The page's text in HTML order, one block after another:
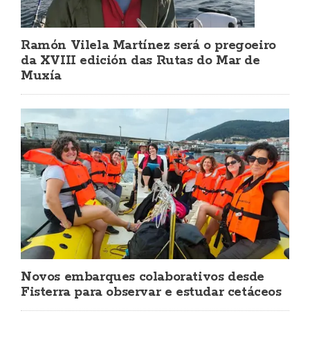
Ramón Vilela Martínez será o pregoeiro
da XVIII edición das Rutas do Mar de
Muxía
Novos embarques colaborativos desde
Fisterra para observar e estudar cetáceos